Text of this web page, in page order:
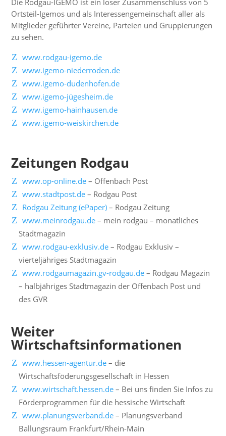
Die Rodgau-IGEMO ist ein loser Zusammenschluss von 5
Ortsteil-Igemos und als Interessengemeinschaft aller als
Mitglieder geführter Vereine, Parteien und Gruppierungen
zu sehen.
www.rodgau-igemo.de
www.igemo-niederroden.de
www.igemo-dudenhofen.de
www.igemo-jügesheim.de
www.igemo-hainhausen.de
www.igemo-weiskirchen.de
Zeitungen Rodgau
www.op-online.de – Offenbach Post
www.stadtpost.de – Rodgau Post
Rodgau Zeitung (ePaper) – Rodgau Zeitung
www.meinrodgau.de – mein rodgau – monatliches
Stadtmagazin
www.rodgau-exklusiv.de – Rodgau Exklusiv –
vierteljähriges Stadtmagazin
www.rodgaumagazin.gv-rodgau.de – Rodgau Magazin
– halbjähriges Stadtmagazin der Offenbach Post und
des GVR
Weiter
Wirtschaftsinformationen
www.hessen-agentur.de – die
Wirtschaftsföderungsgesellschaft in Hessen
www.wirtschaft.hessen.de – Bei uns finden Sie Infos zu
Förderprogrammen für die hessische Wirtschaft
www.planungsverband.de – Planungsverband
Ballungsraum Frankfurt/Rhein-Main